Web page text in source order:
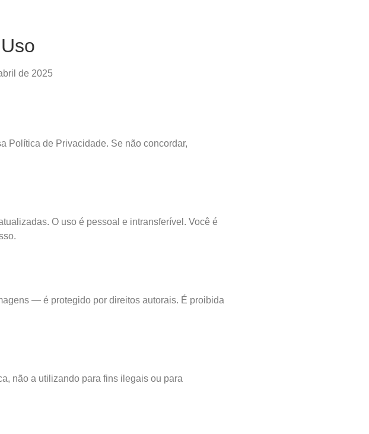
de 2025
Política de Privacidade. Se não concordar,
O uso é pessoal e intransferível. Você é
— é protegido por direitos autorais. É proibida
não a utilizando para fins ilegais ou para